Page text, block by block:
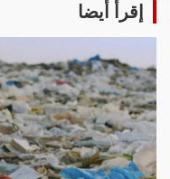
إقرأ أيضا